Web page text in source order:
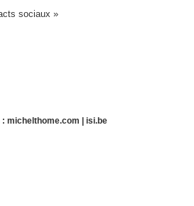
sociaux »
: michelthome.com | isi.be